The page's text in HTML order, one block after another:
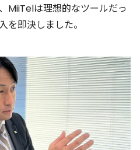
MiiTelは理想的なツールだっ
を即決しました。